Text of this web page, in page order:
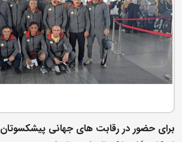
برای حضور در رقابت های جهانی پیشکسوتان